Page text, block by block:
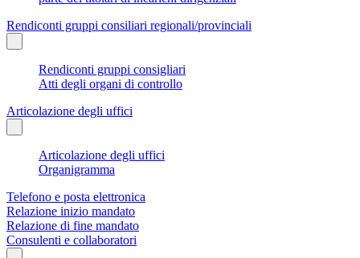
Rendiconti gruppi consiliari regionali/provinciali
Rendiconti gruppi consigliari
Atti degli organi di controllo
Articolazione degli uffici
Articolazione degli uffici
Organigramma
Telefono e posta elettronica
Relazione inizio mandato
Relazione di fine mandato
Consulenti e collaboratori